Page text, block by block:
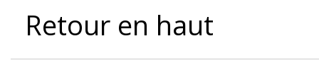
Retour en haut